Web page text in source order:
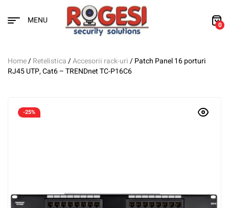
MENU 0
Home/Retelistica/Accesorii rack-uri/ Patch Panel 16 porturi
RJ45 UTP, Cat6 – TRENDnet TC-P16C6
-25%